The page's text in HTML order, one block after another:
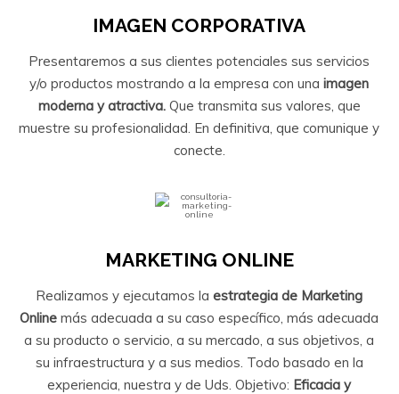
IMAGEN CORPORATIVA
Presentaremos a sus clientes potenciales sus servicios
y/o productos mostrando a la empresa con unaimagen
moderna y atractiva. Que transmita sus valores, que
muestre su profesionalidad. En definitiva, que comunique y
conecte.
MARKETING ONLINE
Realizamos y ejecutamos laestrategia de Marketing
Online más adecuada a su caso específico, más adecuada
a su producto o servicio, a su mercado, a sus objetivos, a
su infraestructura y a sus medios. Todo basado en la
experiencia, nuestra y de Uds. Objetivo: Eficacia y